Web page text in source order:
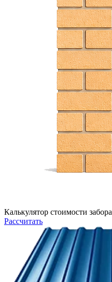
Калькулятор стоимости забора
Рассчитать